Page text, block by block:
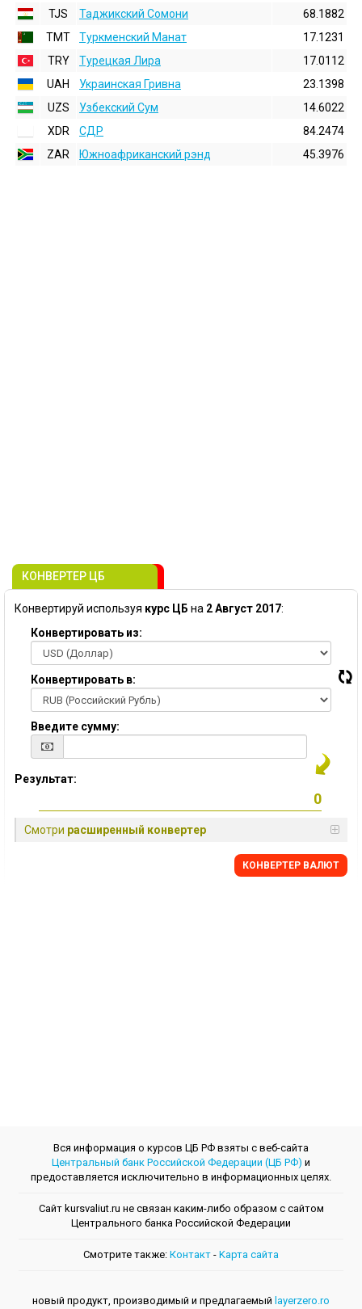
TJS
Таджикский Сомони
68.1882
TMT
Туркменский Манат
17.1231
TRY
Турецкая Лира
17.0112
UAH
Украинская Гривна
23.1398
UZS
Узбекский Сум
14.6022
XDR
СДР
84.2474
ZAR
Южноафриканский рэнд 45.3976
КОНВЕРТЕР ЦБ
Конвертируй используя курс ЦБ на 2 Август 2017:
Конвертировать из:
Конвертировать в:
Введите сумму:
Результат:
Смотри расширенный конвертер
КОНВЕРТЕР ВАЛЮТ
Вся информация о курсов ЦБ РФ взяты с веб-сайта
Центральный банк Российской Федерации (ЦБ РФ) и
предоставляется исключительно в информационных целях.
Сайт kursvaliut.ru не связан каким-либо образом с сайтом
Центрального банкa Российской Федерации
Смотрите также: Контакт - Kарта сайта
новый продукт, производимый и предлагаемый layerzero.ro